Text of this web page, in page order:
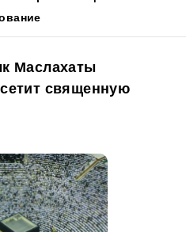
Маслахаты
священную